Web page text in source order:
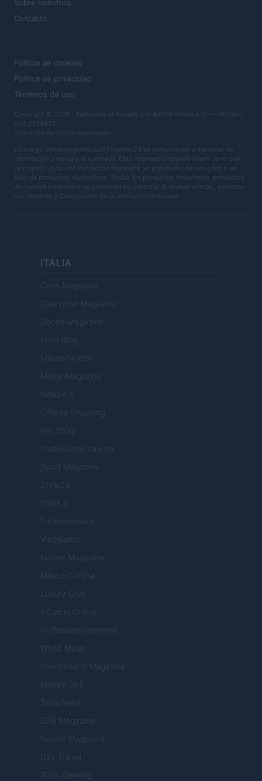
Sobre nosotros
Contacto
Política de cookies
Política de privacidad
Términos de uso
Copyright © 2026 · Publicado en España por AdHub Media S.r.l. — Número
REA 2729933
Todos los derechos reservados
Descargo de responsabilidad: Finanzas24 se compromete a mantener su
información precisa y actualizada. Esta información puede diferir de lo que
ve cuando visita una institución financiera, un proveedor de servicios o un
sitio de productos específicos. Todos los productos financieros, productos
de compra y servicios se presentan sin garantía. Al evaluar ofertas, consulte
los Términos y Condiciones de la institución financiera.
ITALIA
Casa Magazine
Cineverse Magazine
Donne Magazine
Food Blog
Milano Notizie
Motor Magazine
Notizie.it
Offerte Shopping
Pet Story
Professione Lavoro
Sport Magazine
Style24
Think.it
Tuobenessere
Viaggiamo
Nonne Magazine
Milano Cortina
Luxury Club
Il Calcio Online
Professione mamma
World Music
Investimenti Magazine
Money 365
Zona Nerd
B2B Magazine
People Magazine
Day Travel
Tutto Gaming